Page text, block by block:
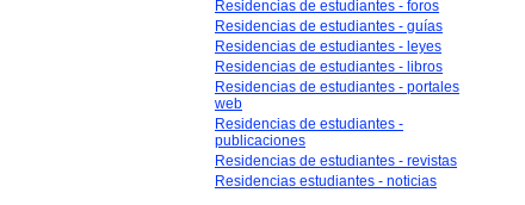
Residencias de estudiantes - foros
Residencias de estudiantes - guías
Residencias de estudiantes - leyes
Residencias de estudiantes - libros
Residencias de estudiantes - portales
web
Residencias de estudiantes -
publicaciones
Residencias de estudiantes - revistas
Residencias estudiantes - noticias